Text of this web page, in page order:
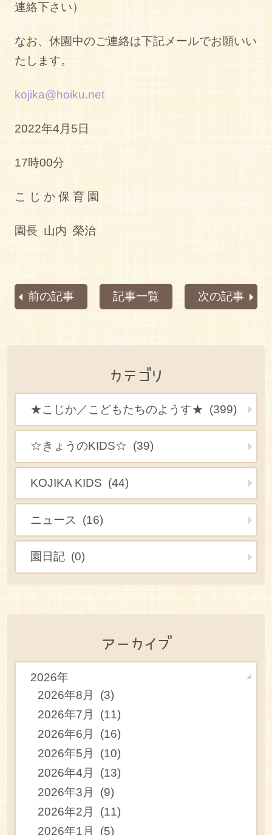
連絡下さい）
なお、休園中のご連絡は下記メールでお願いい
たします。
kojika@hoiku.net
2022年4月5日
17時00分
こ じ か 保 育 園
園長 山内 榮治
前の記事 記事一覧 次の記事
カテゴリ
★こじか／こどもたちのようす★ (399)
☆きょうのKIDS☆ (39)
KOJIKA KIDS (44)
ニュース (16)
園日記 (0)
アーカイブ
2026年
2026年8月 (3)
2026年7月 (11)
2026年6月 (16)
2026年5月 (10)
2026年4月 (13)
2026年3月 (9)
2026年2月 (11)
2026年1月 (5)